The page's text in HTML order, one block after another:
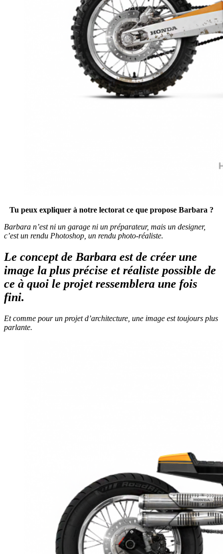
Tu peux expliquer à notre lectorat ce que propose Barbara ?
Barbara n’est ni un garage ni un préparateur, mais un designer,
c’est un rendu Photoshop, un rendu photo-réaliste.
Le concept de Barbara est de créer une
image la plus précise et réaliste possible de
ce à quoi le projet ressemblera une fois
fini.
Et comme pour un projet d’architecture, une image est toujours plus
parlante.